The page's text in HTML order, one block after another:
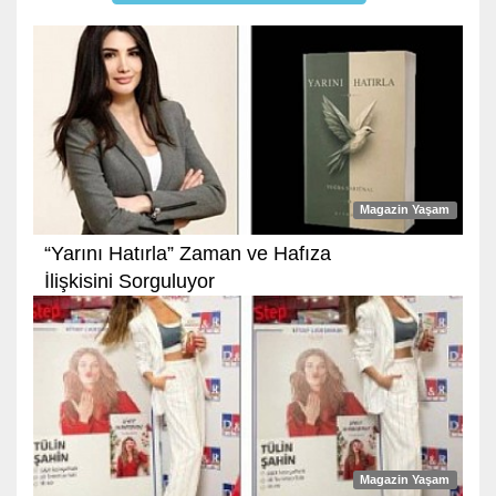
Magazin Yaşam
“Yarını Hatırla” Zaman ve Hafıza
İlişkisini Sorguluyor
Magazin Yaşam